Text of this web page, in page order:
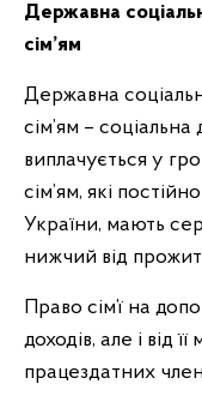
Державна
сім’ям
Державна
сім’ям –
виплачується у
сім’ям, які
України, мають
нижчий від
Право сім’ї на
доходів, але і від
працездатних